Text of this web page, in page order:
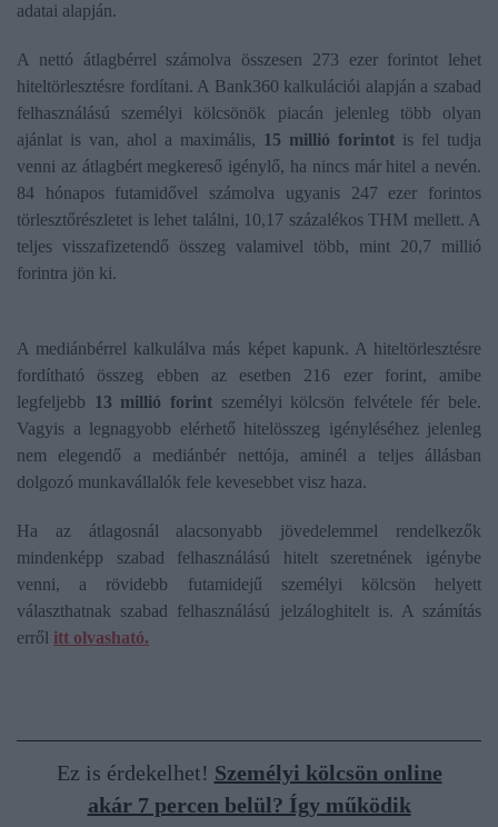
adatai alapján.
A nettó átlagbérrel számolva összesen 273 ezer forintot lehet
hiteltörlesztésre fordítani. A Bank360 kalkulációi alapján a szabad
felhasználású személyi kölcsönök piacán jelenleg több olyan
ajánlat is van, ahol a maximális, 15 millió forintot is fel tudja
venni az átlagbért megkereső igénylő, ha nincs már hitel a nevén.
84 hónapos futamidővel számolva ugyanis 247 ezer forintos
törlesztőrészletet is lehet találni, 10,17 százalékos THM mellett. A
teljes visszafizetendő összeg valamivel több, mint 20,7 millió
forintra jön ki.
A mediánbérrel kalkulálva más képet kapunk. A hiteltörlesztésre
fordítható összeg ebben az esetben 216 ezer forint, amibe
legfeljebb 13 millió forintszemélyi kölcsön felvétele fér bele.
Vagyis a legnagyobb elérhető hitelösszeg igényléséhez jelenleg
nem elegendő a mediánbér nettója, aminél a teljes állásban
dolgozó munkavállalók fele kevesebbet visz haza.
Ha az átlagosnál alacsonyabb jövedelemmel rendelkezők
mindenképp szabad felhasználású hitelt szeretnének igénybe
venni, a rövidebb futamidejű személyi kölcsön helyett
választhatnak szabad felhasználású jelzáloghitelt is. A számítás
erről itt olvasható.
Ez is érdekelhet! Személyi kölcsön online
akár 7 percen belül? Így működik